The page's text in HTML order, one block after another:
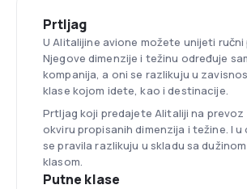
Prtljag
U Alitalijine avione možete unijeti ručni
Njegove dimenzije i težinu određuje
kompanija, a oni se razlikuju u
klase kojom idete, kao i destinacije.
Prtljag koji predajete Alitaliji na prevoz
okviru propisanih dimenzija i težine. I u
se pravila razlikuju u skladu sa
klasom.
Putne klase